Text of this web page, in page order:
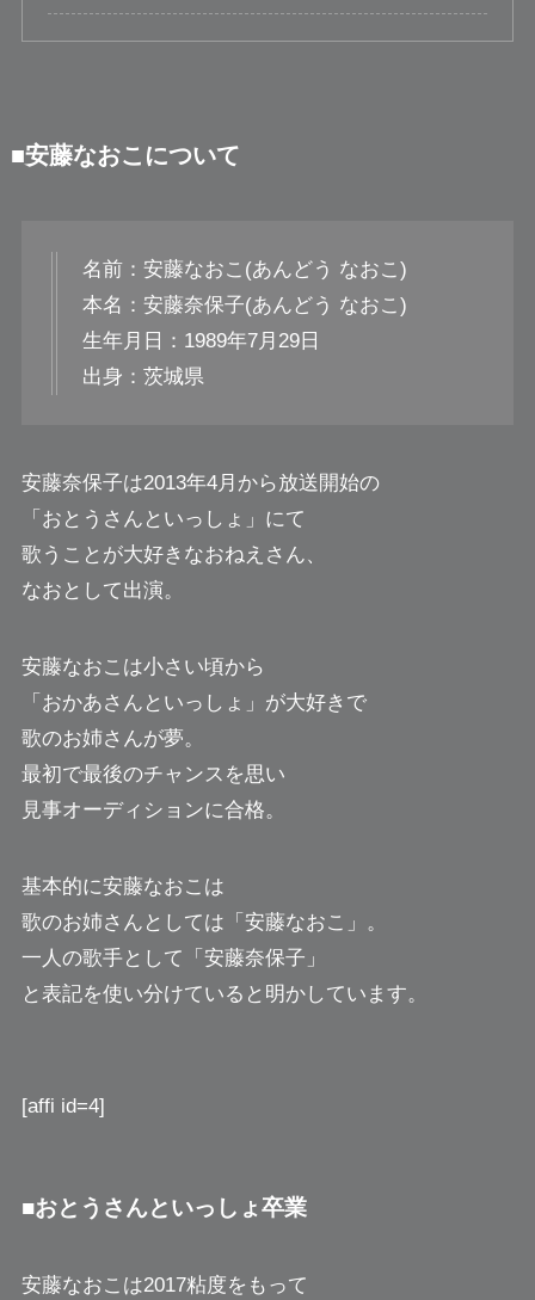
■安藤なおこについて
名前：安藤なおこ(あんどう なおこ)
本名：安藤奈保子(あんどう なおこ)
生年月日：1989年7月29日
出身：茨城県
安藤奈保子は2013年4月から放送開始の
「おとうさんといっしょ」にて
歌うことが大好きなおねえさん、
なおとして出演。
安藤なおこは小さい頃から
「おかあさんといっしょ」が大好きで
歌のお姉さんが夢。
最初で最後のチャンスを思い
見事オーディションに合格。
基本的に安藤なおこは
歌のお姉さんとしては「安藤なおこ」。
一人の歌手として「安藤奈保子」
と表記を使い分けていると明かしています。
[affi id=4]
■おとうさんといっしょ卒業
安藤なおこは2017粘度をもって